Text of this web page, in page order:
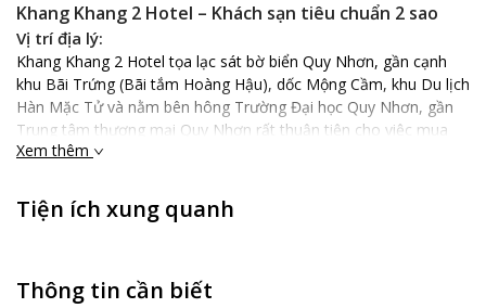
Khang Khang 2 Hotel – Khách sạn tiêu chuẩn 2 sao
Vị trí địa lý:
Khang Khang 2 Hotel tọa lạc sát bờ biển Quy Nhơn, gần cạnh
khu Bãi Trứng (Bãi tắm Hoàng Hậu), dốc Mộng Cầm, khu Du lịch
Hàn Mặc Tử và nằm bên hông Trường Đại học Quy Nhơn, gần
Trung tâm thương mại Quy Nhơn rất thuận tiện cho việc mua
sắm và trung tâm thương mại METRO và nằm gần bến xe Quy
Phù Cát 40 phút đi Taxi.
Đặc điểm của khách sạn:
chất lượng đã được xây dựng qua nhiều năm, khách sạn là điểm
Xem thêm
Tiện ích xung quanh
Thông tin cần biết